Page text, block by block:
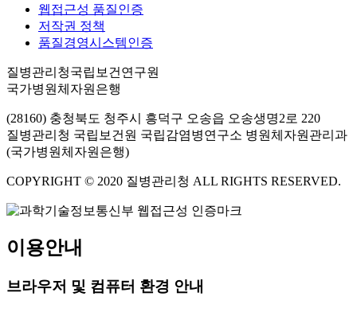
웹접근성 품질인증
저작권 정책
품질경영시스템인증
질병관리청국립보건연구원
국가병원체자원은행
(28160) 충청북도 청주시 흥덕구 오송읍 오송생명2로 220
질병관리청 국립보건원 국립감염병연구소 병원체자원관리과
(국가병원체자원은행)
COPYRIGHT © 2020 질병관리청 ALL RIGHTS RESERVED.
이용안내
브라우저 및 컴퓨터 환경 안내